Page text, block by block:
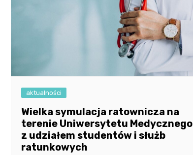
aktualności
Wielka symulacja ratownicza na
terenie Uniwersytetu Medycznego
z udziałem studentów i służb
ratunkowych